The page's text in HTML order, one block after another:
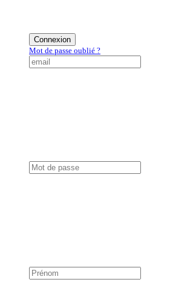
Connexion
Mot de passe oublié ?